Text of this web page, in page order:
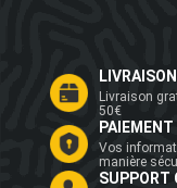
Livraison
50€
Vos
manière
SUPPORT